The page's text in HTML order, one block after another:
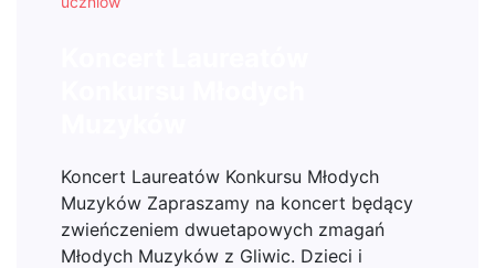
Koncert Laureatów Konkursu Młodych
Muzyków Zapraszamy na koncert będący
zwieńczeniem dwuetapowych zmagań
Młodych Muzyków z Gliwic. Dzieci i